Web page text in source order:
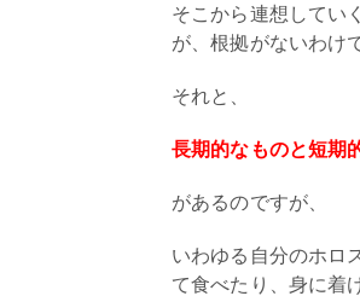
そこから連想してい
が、根拠がないわけ
それと、
長期的なものと短期
があるのですが、
いわゆる自分のホロ
て食べたり、身に着